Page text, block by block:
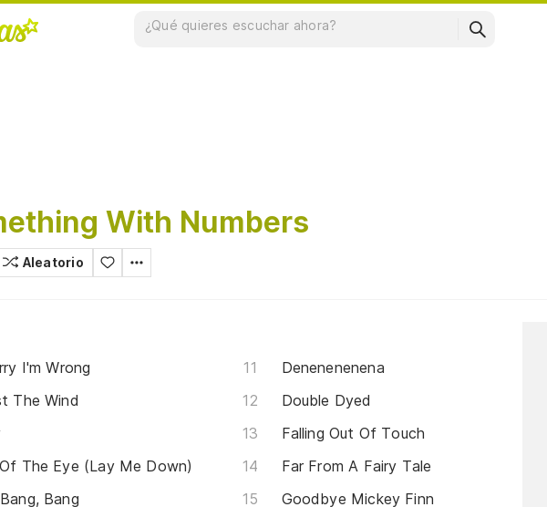
With Numbers
Aleatorio
I'm Wrong
The Wind
The Eye (Lay Me Down)
Bang
Denenenenena
Double Dyed
Falling Out Of Touch
Far From A Fairy Tale
Goodbye Mickey Finn